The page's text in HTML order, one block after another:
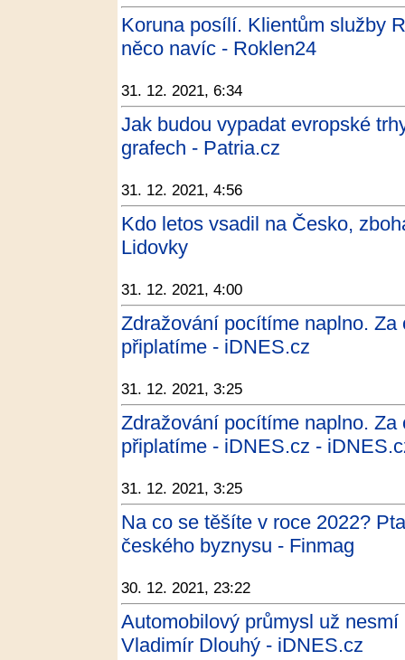
Koruna posílí. Klientům služby
něco navíc - Roklen24
31. 12. 2021, 6:34
Jak budou vypadat evropské
grafech - Patria.cz
31. 12. 2021, 4:56
Kdo letos vsadil na Česko,
Lidovky
31. 12. 2021, 4:00
Zdražování pocítíme naplno.
připlatíme - iDNES.cz
31. 12. 2021, 3:25
Zdražování pocítíme naplno.
připlatíme - iDNES.cz -
31. 12. 2021, 3:25
Na co se těšíte v roce 2022?
českého byznysu - Finmag
30. 12. 2021, 23:22
Automobilový průmysl už
Vladimír Dlouhý - iDNES.cz